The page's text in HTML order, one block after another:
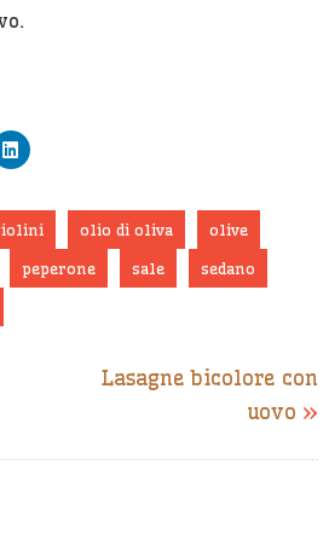
olio di oliva
olive
peperone sale
sedano
Lasagne bicolore con
uovo »